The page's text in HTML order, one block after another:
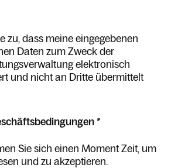
zu, dass meine eingegebenen
Daten zum Zweck der
elektronisch
und nicht an Dritte übermittelt
*
Sie sich einen Moment Zeit, um
und zu akzeptieren.